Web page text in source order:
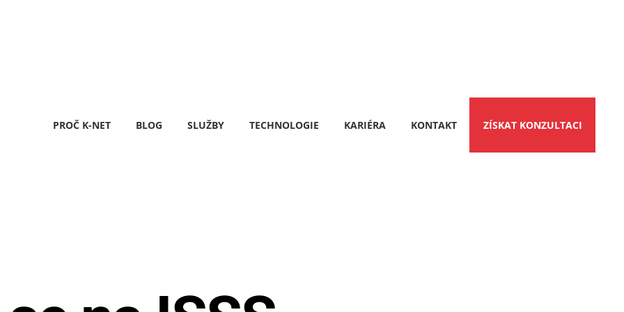
PROČ K-NET BLOG SLUŽBY TECHNOLOGIE KARIÉRA KONTAKT ZÍSKAT KONZULTACI